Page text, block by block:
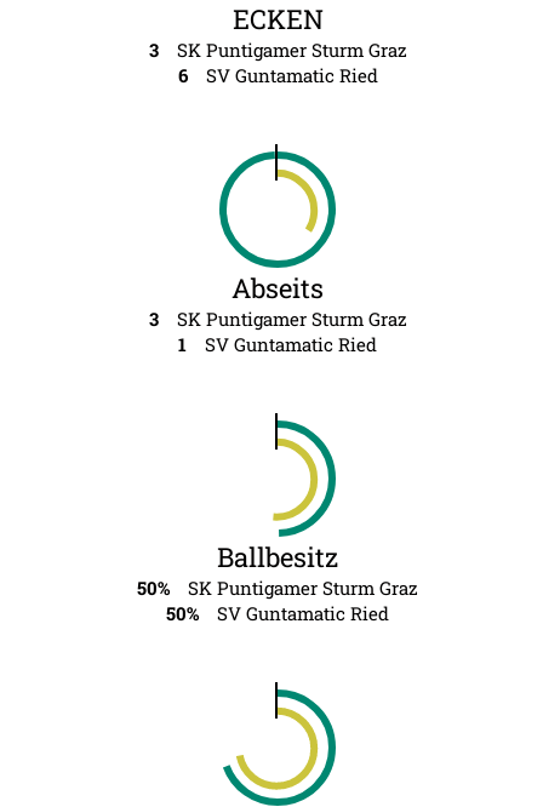
ECKEN
3
SK Puntigamer Sturm Graz
6
SV Guntamatic Ried
Abseits
3
SK Puntigamer Sturm Graz
1
SV Guntamatic Ried
Ballbesitz
50%
SK Puntigamer Sturm Graz
50%
SV Guntamatic Ried